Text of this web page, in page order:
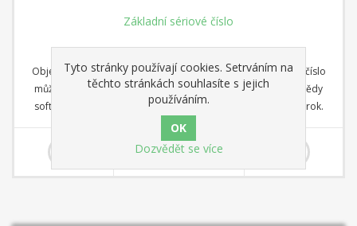
Základní sériové číslo
Objednejte si zde a sériové číslo obdržíte e-mailem. Sériové číslo
můžete použít pro jeden účet. Zadejte ho do nabídky nápovědy
softwaru playchess.com a získejte základní přístup na jeden rok.
870,00 Kč
Tyto stránky používají cookies. Setrváním na
těchto stránkách souhlasíte s jejich
používáním.
Dozvědět se více